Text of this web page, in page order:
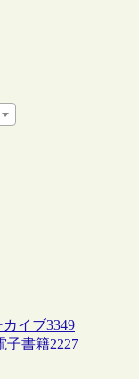
カイブ3349
子書籍2227